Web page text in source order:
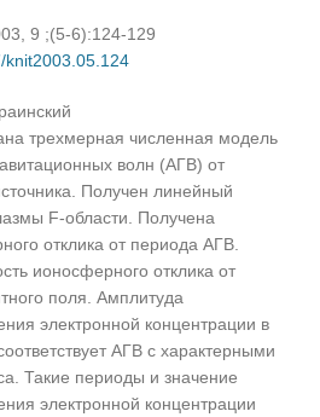
9 ;(5-6):124-129
knit2003.05.124
трехмерная численная модель
волн (АГВ) от
Получен линейный
F-области. Получена
отклика от периода АГВ.
ионосферного отклика от
поля. Амплитуда
электронной концентрации в
АГВ с характерными
Такие периоды и значение
электронной концентрации